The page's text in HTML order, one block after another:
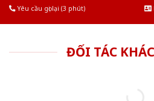
Yêu cầu gọi lại (3 phút)
ĐỐI TÁC